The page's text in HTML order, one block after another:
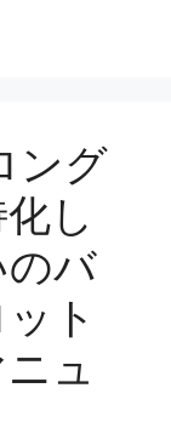
ング
し
バ
ト
ュ